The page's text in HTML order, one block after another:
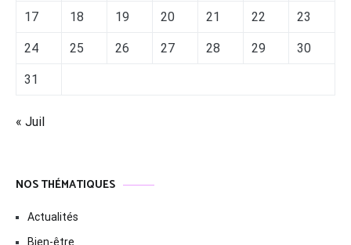
17 18 19 20 21 22 23
24 25 26 27 28 29 30
31
« Juil
NOS THÉMATIQUES
Actualités
Bien-être